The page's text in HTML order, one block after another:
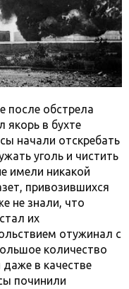
после обстрела
якорь в бухте
начали отскребать
уголь и чистить
имели никакой
привозившихся
не знали, что
их
отужинал с
количество
в качестве
починили